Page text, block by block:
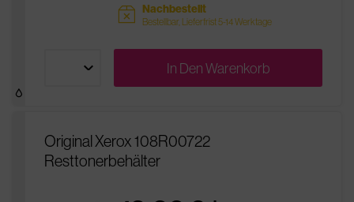
sold Nachbestellt
Bestellbar, Lieferfrist 5-14 Werktage
In DenWarenkorb
Original Xerox 108R00722
Resttonerbehälter